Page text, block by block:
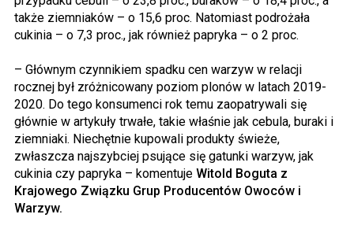
także ziemniaków – o 15,6 proc. Natomiast podrożała
cukinia – o 7,3 proc., jak również papryka – o 2 proc.
– Głównym czynnikiem spadku cen warzyw w relacji
rocznej był zróżnicowany poziom plonów w latach 2019-
2020. Do tego konsumenci rok temu zaopatrywali się
głównie w artykuły trwałe, takie właśnie jak cebula, buraki i
ziemniaki. Niechętnie kupowali produkty świeże,
zwłaszcza najszybciej psujące się gatunki warzyw, jak
cukinia czy papryka – komentuje Witold Boguta z
Krajowego Związku Grup Producentów Owoców i
Warzyw.